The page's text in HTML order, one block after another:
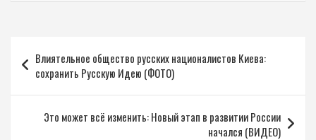
по
записям
Влиятельное общество русских националистов Киева:
сохранить Русскую Идею (ФОТО)
Это может всё изменить: Новый этап в развитии России
начался (ВИДЕО)